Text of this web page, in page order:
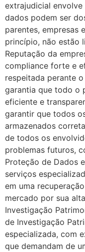
extrajudicial envolve
dados podem ser
parentes, empresas
princípio, não estão
Reputação da
compliance forte e
respeitada perante
garantia que todo o
eficiente e
garantir que todos
armazenados
de todos os
problemas futuros,
Proteção de Dados
serviços
em uma
mercado por sua
Investigação
de Investigação
especializada, com
que demandam de